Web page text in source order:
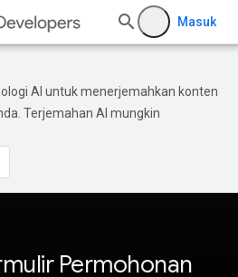
Masuk
AI untuk menerjemahkan konten
Terjemahan AI mungkin
Permohonan